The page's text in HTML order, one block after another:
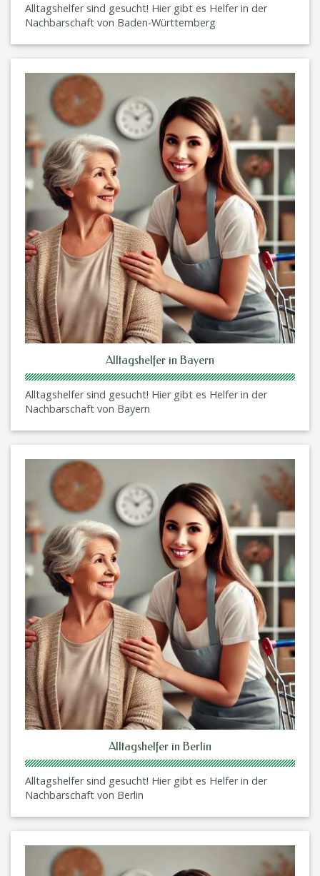
Alltagshelfer sind gesucht! Hier gibt es Helfer in der
Nachbarschaft von Baden-Württemberg
Alltagshelfer in Bayern
Alltagshelfer sind gesucht! Hier gibt es Helfer in der
Nachbarschaft von Bayern
Alltagshelfer in Berlin
Alltagshelfer sind gesucht! Hier gibt es Helfer in der
Nachbarschaft von Berlin